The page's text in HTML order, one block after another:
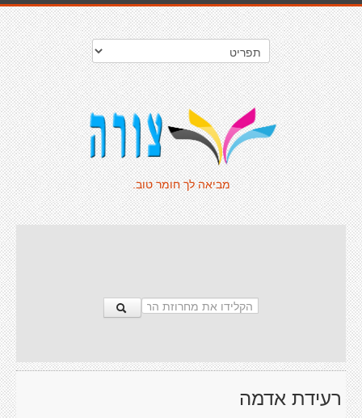
מביאה לך חומר טוב.
רעידת אדמה